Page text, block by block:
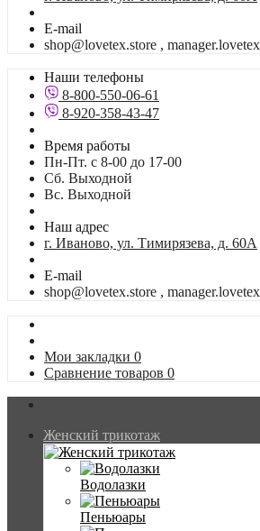
E-mail
shop@lovetex.store ,
Наши телефоны
8-800-550-06-61
8-920-358-43-47
Время работы
Пн-Пт. с 8-00 до 17-00
Сб. Выходной
Вс. Выходной
Наш адрес
г. Иваново, ул. Тимирязева, д. 60А
E-mail
shop@lovetex.store ,
Мои закладки 0
Сравнение товаров 0
Женский трикотаж
Водолазки
Пеньюары